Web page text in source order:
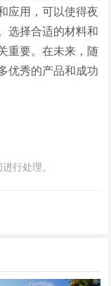
应用，可以使得夜
选择合适的材料和
重要。在未来，随
优秀的产品和成功
行处理。